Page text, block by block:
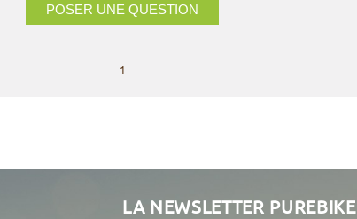
POSER UNE QUESTION
1
LA NEWSLETTER PUREBIKE